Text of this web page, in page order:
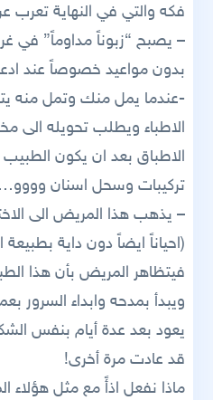
فكه والتي في النهاية تعرب
– يصبح “زبوناً مداوماً” في
بدون مواعيد خصوصاً عند
-عندما يمل منك وتمل منه
الاطباء ويطلب تحويله الى
الاطباق بعد ان يكون
تركيبات وسحل اسنان
– يذهب هذا المريض الى
(احياناً ايضاً دون داية
فيتظاهر المريض بأن هذا
ويبدأ بمدحه وابداء السرور
يعود بعد عدة أيام بنفس
قد عادت مرة أخرى!
ماذا نفعل اذأً مع مثل هؤلاء